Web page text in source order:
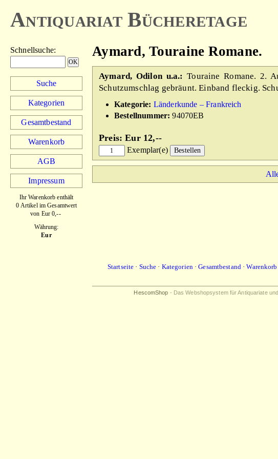
Antiquariat Bücheretage
Schnellsuche:
Suche
Kategorien
Gesamtbestand
Warenkorb
AGB
Impressum
Ihr Warenkorb enthält
0 Artikel im Gesamtwert
von Eur 0,--
Währung:
Eur
Aymard, Touraine Romane.
Aymard, Odilon u.a.: Touraine Romane. 2.
Schutzumschlag gebräunt. Einband fleckig.
Kategorie: Länderkunde – Frankreich
Bestellnummer: 94070EB
Preis: Eur 12,--
Exemplar(e)
Startseite · Suche · Kategorien·Gesamtbestand ·Warenkorb
HescomShop - Das Webshopsystem für Antiquariate